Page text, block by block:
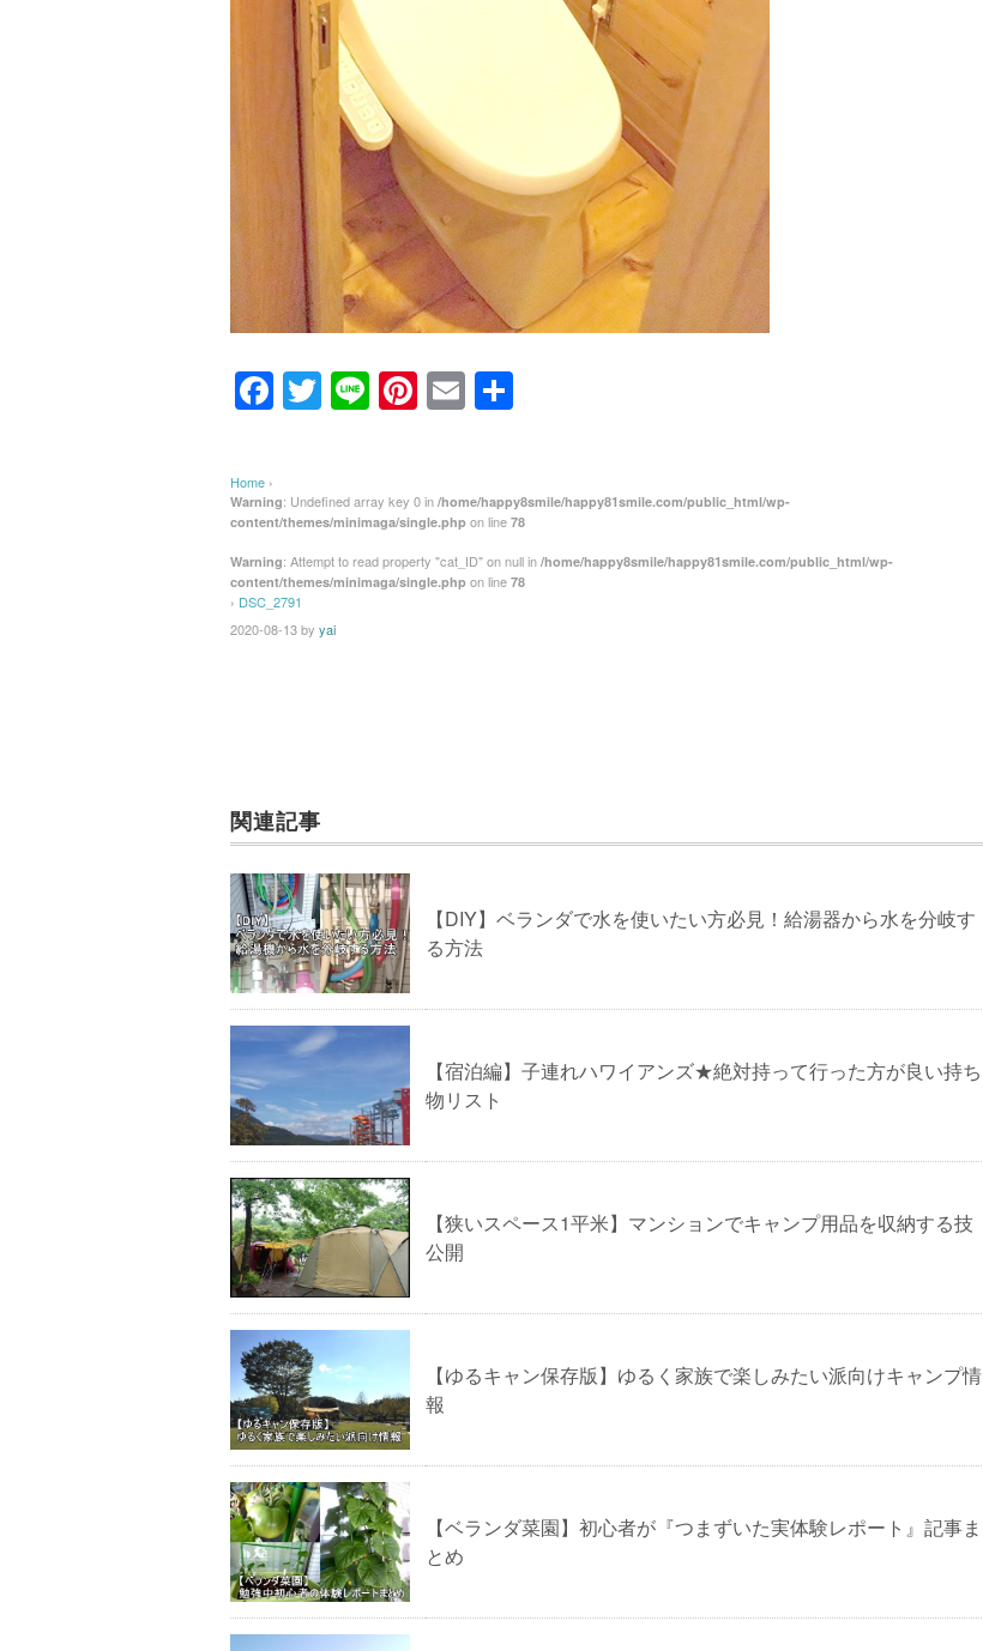
F
a
e
b
o
o
T
wi
er
Li
n
Pi
nt
e
st
E
m
Home ›
Warning: Undefined array key 0 in /home/happy8smile/happy81smile.com/public_html/wp-
content/themes/minimaga/single.php on line 78
Warning: Attempt to read property "cat_ID" on null in /home/happy8smile/happy81smile.com/public_html/wp-
content/themes/minimaga/single.php on line 78
› DSC_2791
2020-08-13by yai
関連記事
【DIY】ベランダで水を使いたい方必見！給湯器から水を分岐す
る方法
【宿泊編】子連れハワイアンズ★絶対持って行った方が良い持ち
物リスト
【狭いスペース1平米】マンションでキャンプ用品を収納する技
公開
【ゆるキャン保存版】ゆるく家族で楽しみたい派向けキャンプ情
報
【ベランダ菜園】初心者が『つまずいた実体験レポート』記事ま
とめ